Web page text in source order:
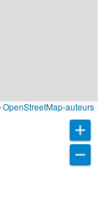
OpenStreetMap-auteurs